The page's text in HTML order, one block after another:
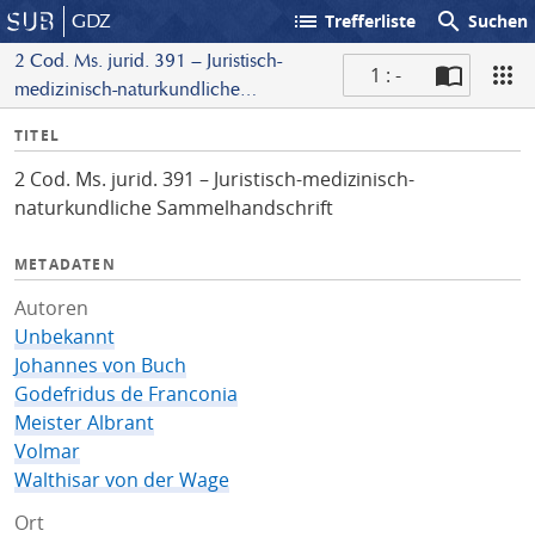
GDZ list Trefferliste search Suchen
2 Cod. Ms. jurid. 391 – Juristisch-
medizinisch-naturkundliche
1 : -
I
f
o
TITEL
2 Cod. Ms. jurid. 391 – Juristisch-medizinisch-
naturkundliche Sammelhandschrift
METADATEN
Autoren
Unbekannt
Johannes von Buch
Godefridus de Franconia
Meister Albrant
Volmar
Walthisar von der Wage
Ort